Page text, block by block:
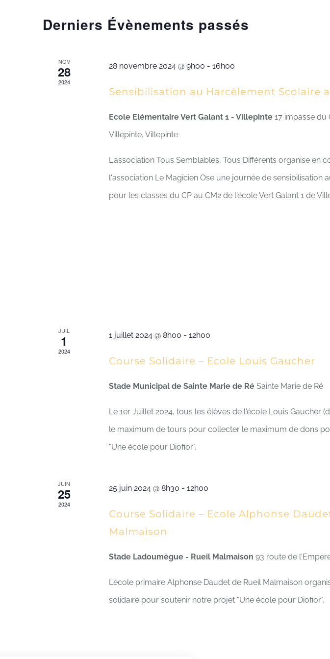
vues
clé.
Derniers Évènements passés
NOV
28
2024
28 novembre 2024 @ 9h00 -16h00
Sensibilisation au Harcèlement Scolaire
Ecole Elémentaire Vert Galant 1 - Villepinte17 impasse du
Villepinte, Villepinte
L'association Tous Semblables, Tous Différents organise en
l'association Le Magicien Ose une journée de sensibilisation
pour les classes du CP au CM2 de l'école Vert Galant 1 de
JUIL
1
2024
1 juillet 2024 @ 8h00 -12h00
Course Solidaire – Ecole Louis Gaucher
Stade Municipal de Sainte Marie de RéSainte Marie de Ré
Le 1er Juillet 2024, tous les élèves de l'école Louis Gaucher
le maximum de tours pour collecter le maximum de dons
"Une école pour Diofior".
JUIN
25
2024
25 juin 2024 @ 8h30 -12h00
Course Solidaire – Ecole Alphonse
Malmaison
Stade Ladoumègue - Rueil Malmaison93 route de
L'école primaire Alphonse Daudet de Rueil Malmaison
solidaire pour soutenir notre projet "Une école pour Diofior".